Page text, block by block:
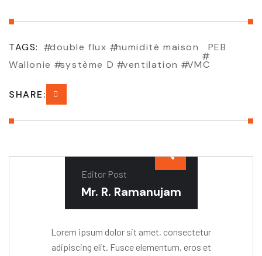
TAGS: double flux humidité maison
PEB
Wallonie
système D ventilation VMC
SHARE:
Editor Post
Mr. R. Ramanujam
Lorem ipsum dolor sit amet, consectetur
adipiscing elit. Fusce elementum, eros et